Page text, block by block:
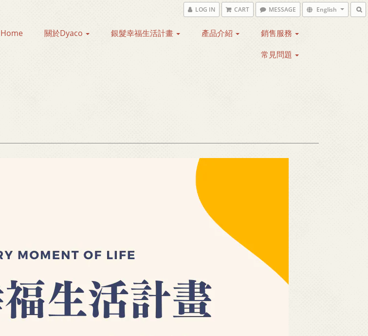
LOG IN CART MESSAGE English
Home 關於Dyaco 銀髮幸福生活計畫 產品介紹
銷售服務
常見問題